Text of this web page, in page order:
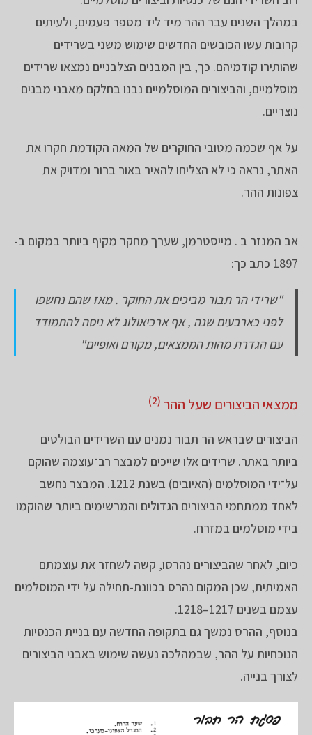
במהלך השנים עבר ההר מיד ליד מספר פעמים, ולעיתים
קרובות עשו הכובשים החדשים שימוש משני בשרידים
שהותירו קודמיהם. כך, בין המבנים הצלבניים נמצאו שרידים
מוסלמיים, והביצורים המוסלמיים נבנו בחלקם מאבני מבנים
נוצריים.
על אף שכמה מטובי החוקרים של המאה הקודמת חקרו את
האתר, נראה כי לא הצליחו להאיר באור ברור ומדויק את
צפונות ההר.
אב המנזר ב . מייסטרמן, שערך מחקר מקיף ביותר במקום ב-
1897 כתב כך:
"שרידי הר תבור מביכים את החוקר . מאז שהם נחשפו
לפני כארבעים שנה , אף ארכיאולוג לא ניסה להתמודד
עם הגדרת מהות הממצאים, מקורם ואופיים"
ממצאי הביצורים שעל ההר (2)
הביצורים שבראש הר תבור נמנים עם השרידים הבולטים
ביותר באתר. שרידים אלו שייכים למבצר רב־עוצמה שהוקם
על־ידי המוסלמים (האיובים) בשנת 1212. המבצר נחשב
לאחד ממתחמי הביצורים הגדולים והמרשימים ביותר שהוקמו
בידי מוסלמים במזרח.
כיום, לאחר שהביצורים נהרסו, קשה לשחזר את עוצמתם
האמיתית, שכן המקום נהרס בכוונת-תחילה על ידי המוסלמים
עצמם בשנים 1217–1218.
בנוסף, ההרס נמשך גם בתקופה החדשה עם בניית הכנסיות
הנוכחיות על ההר, שבמהלכה נעשה שימוש באבני הביצורים
לצורך בנייה.